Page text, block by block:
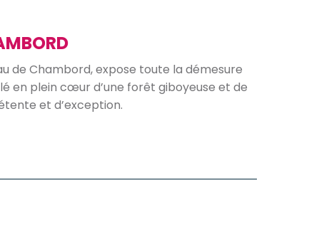
de Chambord, expose toute la démesure
en plein cœur d’une forêt giboyeuse et de
et d’exception.